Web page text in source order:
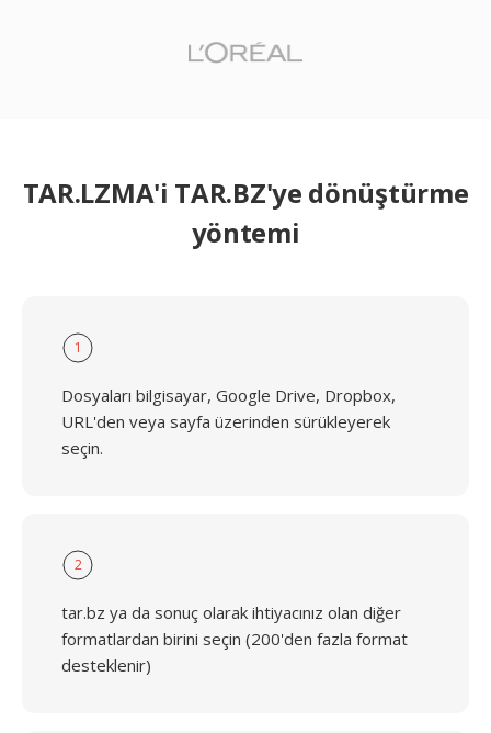
TAR.LZMA'i TAR.BZ'ye dönüştürme
yöntemi
1
Dosyaları bilgisayar, Google Drive, Dropbox,
URL'den veya sayfa üzerinden sürükleyerek
seçin.
2
tar.bz ya da sonuç olarak ihtiyacınız olan diğer
formatlardan birini seçin (200'den fazla format
desteklenir)